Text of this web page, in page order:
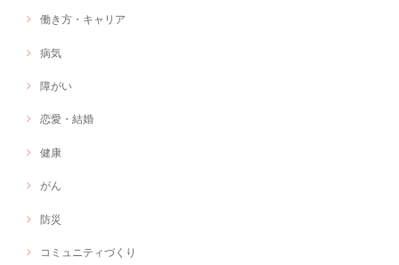
働き方・キャリア
病気
障がい
恋愛・結婚
健康
がん
防災
コミュニティづくり